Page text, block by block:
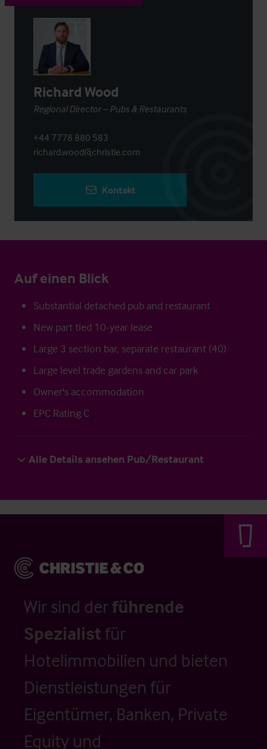
Richard Wood
Regional Director – Pubs & Restaurants
+44 7778 880 583
richard.wood@christie.com
Kontakt
Auf einen Blick
Substantial detached pub and restaurant
New part tied 10-year lease
Large 3 section bar, separate restaurant (40)
Large level trade gardens and car park
Owner's accommodation
EPC Rating C
Alle Details ansehen Pub/Restaurant
Wir sind der führende
Spezialistfür
Hotelimmobilien und bieten
Dienstleistungen für
Eigentümer, Banken, Private
Equity und